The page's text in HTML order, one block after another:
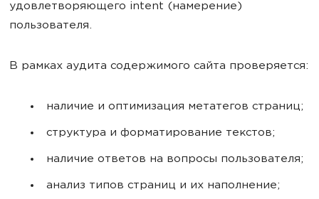
удовлетворяющего intent (намерение)
пользователя.
В рамках аудита содержимого сайта проверяется:
наличие и оптимизация метатегов страниц;
структура и форматирование текстов;
наличие ответов на вопросы пользователя;
анализ типов страниц и их наполнение;